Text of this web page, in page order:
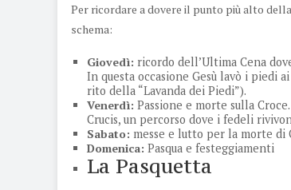
Per ricordare a dovere il punto più alto
schema:
Giovedì: ricordo dell’Ultima Cena
In questa occasione Gesù lavò i piedi
rito della “Lavanda dei Piedi”).
Venerdì: Passione e morte sulla
Crucis, un percorso dove i fedeli
Sabato: messe e lutto per la morte di
Domenica: Pasqua e festeggiamenti
La Pasquetta